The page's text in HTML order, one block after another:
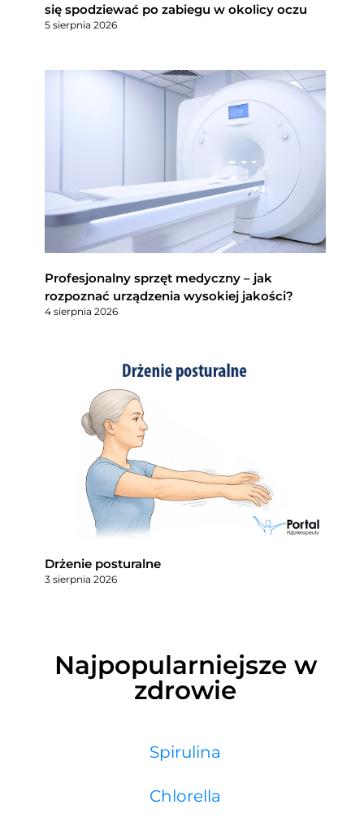
się spodziewać po zabiegu w okolicy oczu
5 sierpnia 2026
Profesjonalny sprzęt medyczny – jak
rozpoznać urządzenia wysokiej jakości?
4 sierpnia 2026
Drżenie posturalne
3 sierpnia 2026
Najpopularniejsze w
zdrowie
Spirulina
Chlorella